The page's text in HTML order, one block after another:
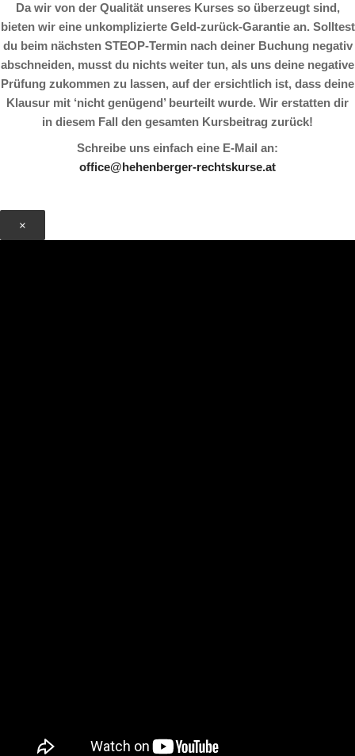
Da wir von der Qualität unseres Kurses so überzeugt sind,
bieten wir eine unkomplizierte Geld-zurück-Garantie an. Solltest
du beim nächsten STEOP-Termin nach deiner Buchung negativ
abschneiden, musst du nichts weiter tun, als uns deine negative
Prüfung zukommen zu lassen, auf der ersichtlich ist, dass deine
Klausur mit ‘nicht genügend’ beurteilt wurde. Wir erstatten dir
in diesem Fall den gesamten Kursbeitrag zurück!
Schreibe uns einfach eine E-Mail an:
office@hehenberger-rechtskurse.at
×